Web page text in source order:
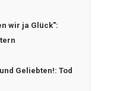
wir ja Glück":
Geliebten!: Tod